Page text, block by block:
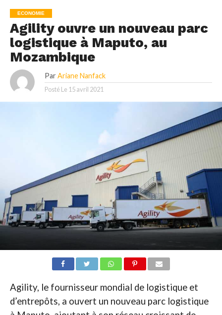
ECONOMIE
Agility ouvre un nouveau parc
logistique à Maputo, au
Mozambique
Par Ariane Nanfack
Posté Le 15 avril 2021
Agility, le fournisseur mondial de logistique et
d’entrepôts, a ouvert un nouveau parc logistique